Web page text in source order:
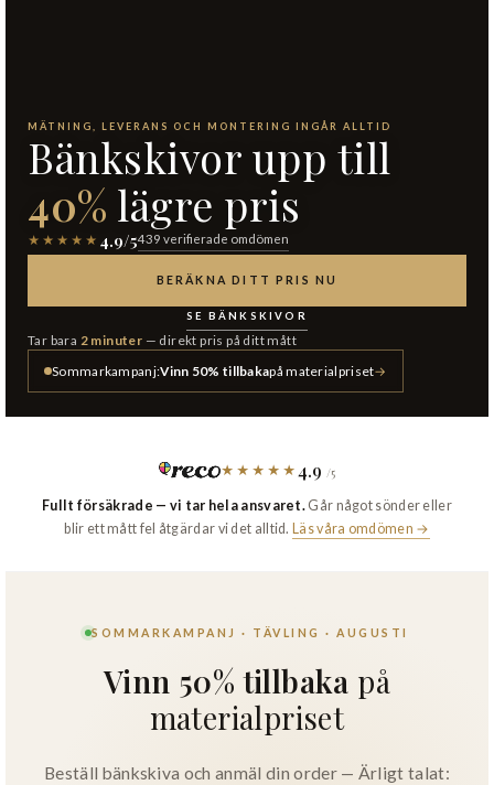
MÄTNING, LEVERANS OCH MONTERING INGÅR ALLTID
Bänkskivor upp till
40% lägre pris
★★★★★ 4.9/5439 verifierade omdömen
BERÄKNA DITT PRIS NU
SE BÄNKSKIVOR
Tar bara 2 minuter — direkt pris på ditt mått
Sommarkampanj:Vinn 50% tillbakapå materialpriset→
★★★★★ 4.9 /5
Fullt försäkrade — vi tar hela ansvaret. Går något sönder eller
blir ett mått fel åtgärdar vi det alltid. Läs våra omdömen →
SOMMARKAMPANJ · TÄVLING · AUGUSTI
Vinn 50% tillbaka på
materialpriset
Beställ bänkskiva och anmäl din order — Ärligt talat: